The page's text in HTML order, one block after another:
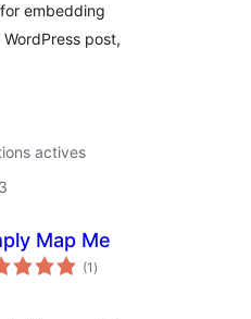
embedding
post,
actives
Map Me
(1 notes
en
)